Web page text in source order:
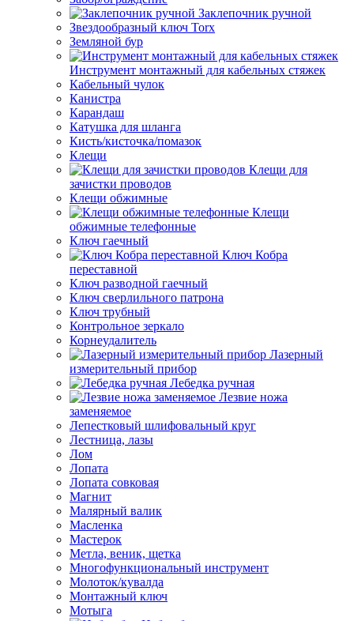
Заклепочник ручной
Звездообразный ключ Torx
Земляной бур
Инструмент монтажный для кабельных стяжек
Кабельный чулок
Канистра
Карандаш
Катушка для шланга
Кисть/кисточка/помазок
Клещи
Клещи для
зачистки проводов
Клещи обжимные
Клещи
обжимные телефонные
Ключ гаечный
Ключ Кобра
переставной
Ключ разводной гаечный
Ключ сверлильного патрона
Ключ трубный
Контрольное зеркало
Корнеудалитель
Лазерный
измерительный прибор
Лебедка ручная
Лезвие ножа
заменяемое
Лепестковый шлифовальный круг
Лестница, лазы
Лом
Лопата
Лопата совковая
Магнит
Малярный валик
Масленка
Мастерок
Метла, веник, щетка
Многофункциональный инструмент
Молоток/кувалда
Монтажный ключ
Мотыга